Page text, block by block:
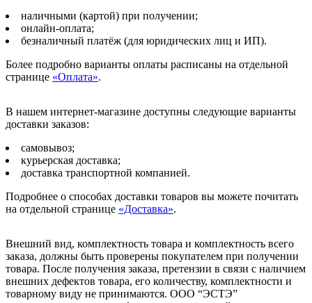
наличными (картой) при получении;
онлайн-оплата;
безналичный платёж (для юридических лиц и ИП).
Более подробно варианты оплаты расписаны на отдельной
странице «Оплата».
В нашем интернет-магазине доступны следующие варианты
доставки заказов:
самовывоз;
курьерская доставка;
доставка транспортной компанией.
Подробнее о способах доставки товаров вы можете почитать
на отдельной странице «Доставка».
Внешний вид, комплектность товара и комплектность всего
заказа, должны быть проверены покупателем при получении
товара. После получения заказа, претензии в связи с наличием
внешних дефектов товара, его количеству, комплектности и
товарному виду не принимаются. ООО “ЭСТЭ”